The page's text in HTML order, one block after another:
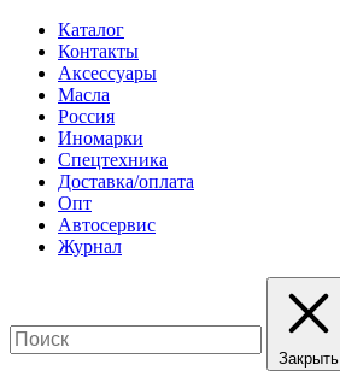
Каталог
Контакты
Аксессуары
Масла
Россия
Иномарки
Спецтехника
Доставка/оплата
Опт
Автосервис
Журнал
Закрыть